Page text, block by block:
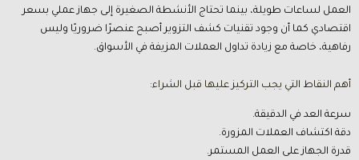
العمل لساعات طويلة، بينما تحتاج الأنشطة الصغيرة إلى جهاز عملي بسعر
اقتصادي كما أن وجود تقنيات كشف التزوير أصبح عنصرًا ضروريًا وليس
رفاهية، خاصة مع زيادة تداول العملات المزيفة في الأسواق.
أهم النقاط التي يجب التركيز عليها قبل الشراء:
سرعة العد في الدقيقة.
دقة اكتشاف العملات المزورة.
قدرة الجهاز على العمل المستمر.